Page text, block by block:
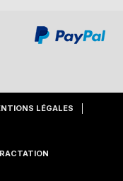
LÉGALES